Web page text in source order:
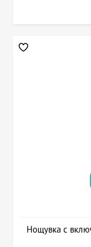
Нощувка с